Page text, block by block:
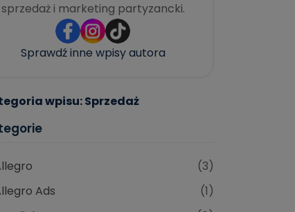
sprzedaż i marketing partyzancki.
Sprawdź inne wpisy autora
wpisu: Sprzedaż
(3)
Ads
(1)